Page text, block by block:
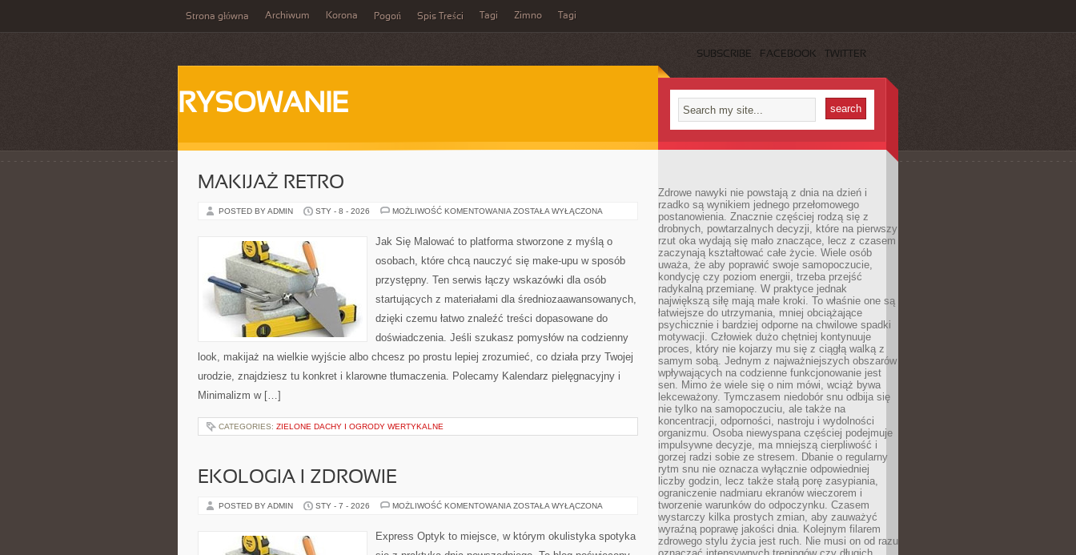
Strona główna Archiwum Korona Pogoń Spis Treści Tagi Zimno Tagi
SUBSCRIBE FACEBOOK TWITTER
RYSOWANIE
MAKIJAŻ RETRO
POSTED BY ADMIN STY - 8 - 2026 MOŻLIWOŚĆ KOMENTOWANIA MAKIJAŻ
ZOSTAŁA WYŁĄCZONA
Jak Się Malować to platforma stworzone z myślą o
osobach, które chcą nauczyć się make-upu w sposób
przystępny. Ten serwis łączy wskazówki dla osób
startujących z materiałami dla średniozaawansowanych,
dzięki czemu łatwo znaleźć treści dopasowane do
doświadczenia. Jeśli szukasz pomysłów na codzienny
look, makijaż na wielkie wyjście albo chcesz po prostu lepiej zrozumieć, co działa przy Twojej
urodzie, znajdziesz tu konkret i klarowne tłumaczenia. Polecamy Kalendarz pielęgnacyjny i
Minimalizm w […]
CATEGORIES: ZIELONE DACHY I OGRODY WERTYKALNE
EKOLOGIA I ZDROWIE
POSTED BY ADMIN STY - 7 - 2026 MOŻLIWOŚĆ KOMENTOWANIA EKOLOGIA
ZOSTAŁA WYŁĄCZONA
Express Optyk to miejsce, w którym okulistyka spotyka
Zdrowe nawyki nie powstają z dnia na dzień i
rzadko są wynikiem jednego przełomowego
postanowienia. Znacznie częściej rodzą się z
drobnych, powtarzalnych decyzji, które na pierwszy
rzut oka wydają się mało znaczące, lecz z czasem
zaczynają kształtować całe życie. Wiele osób
uważa, że aby poprawić swoje samopoczucie,
kondycję czy poziom energii, trzeba przejść
radykalną przemianę. W praktyce jednak
największą siłę mają małe kroki. To właśnie one są
łatwiejsze do utrzymania, mniej obciążające
psychicznie i bardziej odporne na chwilowe spadki
motywacji. Człowiek dużo chętniej kontynuuje
proces, który nie kojarzy mu się z ciągłą walką z
samym sobą. Jednym z najważniejszych obszarów
wpływających na codzienne funkcjonowanie jest
sen. Mimo że wiele się o nim mówi, wciąż bywa
lekceważony. Tymczasem niedobór snu odbija się
nie tylko na samopoczuciu, ale także na
koncentracji, odporności, nastroju i wydolności
organizmu. Osoba niewyspana częściej podejmuje
impulsywne decyzje, ma mniejszą cierpliwość i
gorzej radzi sobie ze stresem. Dbanie o regularny
rytm snu nie oznacza wyłącznie odpowiedniej
liczby godzin, lecz także stałą porę zasypiania,
ograniczenie nadmiaru ekranów wieczorem i
tworzenie warunków do odpoczynku. Czasem
wystarczy kilka prostych zmian, aby zauważyć
wyraźną poprawę jakości dnia. Kolejnym filarem
zdrowego stylu życia jest ruch. Nie musi on od razu